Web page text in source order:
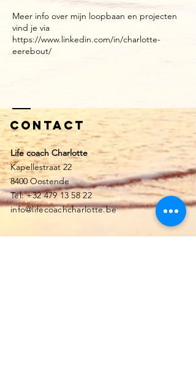
Meer info over mijn loopbaan en projecten
vind je via
https://www.linkedin.com/in/charlotte-
eerebout/
Contact
Life coach Charlotte
Kapellestraat 22
8400 Oostende
Tel:+32 479 13 58 22
info@lifecoachcharlotte.be